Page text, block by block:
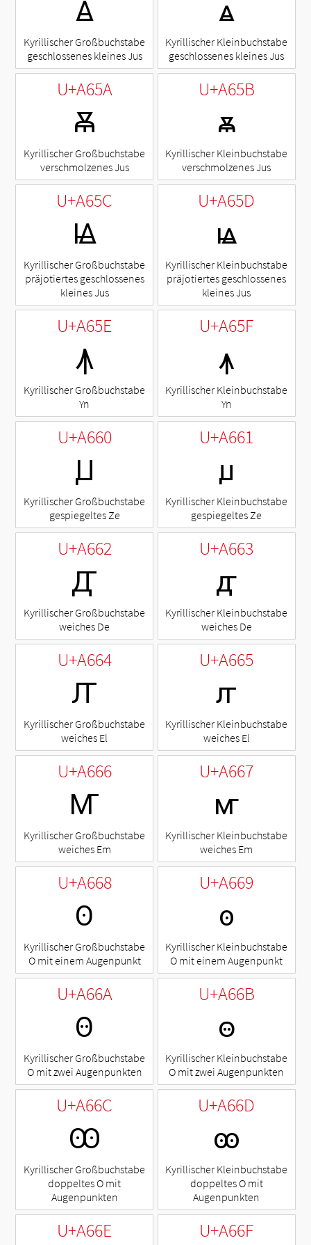
Ꙙ
Kyrillischer Großbuchstabe
geschlossenes kleines Jus
ꙙ
Kyrillischer Kleinbuchstabe
geschlossenes kleines Jus
U+A65A
Ꙛ
Kyrillischer Großbuchstabe
verschmolzenes Jus
U+A65B
ꙛ
Kyrillischer Kleinbuchstabe
verschmolzenes Jus
U+A65C
Ꙝ
Kyrillischer Großbuchstabe
präjotiertes geschlossenes
kleines Jus
U+A65D
ꙝ
Kyrillischer Kleinbuchstabe
präjotiertes geschlossenes
kleines Jus
U+A65E
Ꙟ
Kyrillischer Großbuchstabe
Yn
U+A65F
ꙟ
Kyrillischer Kleinbuchstabe
Yn
U+A660
Ꙡ
Kyrillischer Großbuchstabe
gespiegeltes Ze
U+A661
ꙡ
Kyrillischer Kleinbuchstabe
gespiegeltes Ze
U+A662
Ꙣ
Kyrillischer Großbuchstabe
weiches De
U+A663
ꙣ
Kyrillischer Kleinbuchstabe
weiches De
U+A664
Ꙥ
Kyrillischer Großbuchstabe
weiches El
U+A665
ꙥ
Kyrillischer Kleinbuchstabe
weiches El
U+A666
Ꙧ
Kyrillischer Großbuchstabe
weiches Em
U+A667
ꙧ
Kyrillischer Kleinbuchstabe
weiches Em
U+A668
Ꙩ
Kyrillischer Großbuchstabe
O mit einem Augenpunkt
U+A669
ꙩ
Kyrillischer Kleinbuchstabe
O mit einem Augenpunkt
U+A66A
Ꙫ
Kyrillischer Großbuchstabe
O mit zwei Augenpunkten
U+A66B
ꙫ
Kyrillischer Kleinbuchstabe
O mit zwei Augenpunkten
U+A66C
Ꙭ
Kyrillischer Großbuchstabe
doppeltes O mit
Augenpunkten
U+A66D
ꙭ
Kyrillischer Kleinbuchstabe
doppeltes O mit
Augenpunkten
U+A66E U+A66F